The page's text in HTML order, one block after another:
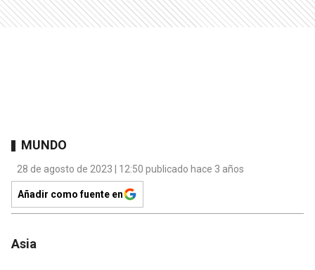
MUNDO
28 de agosto de 2023 | 12:50 publicado hace 3 años
Añadir como fuente en
Asia